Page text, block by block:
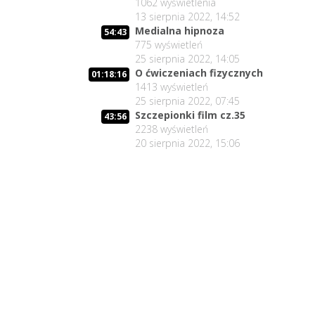
13 sierpnia 2022, 14:52
54:43
Medialna hipnoza
775 wyświetleń
25 sierpnia 2022, 14:05
01:18:16
O ćwiczeniach fizycznych
1413 wyświetleń
25 sierpnia 2022, 07:45
43:56
Szczepionki film cz.35
2238 wyświetleń
20 sierpnia 2022, 15:06